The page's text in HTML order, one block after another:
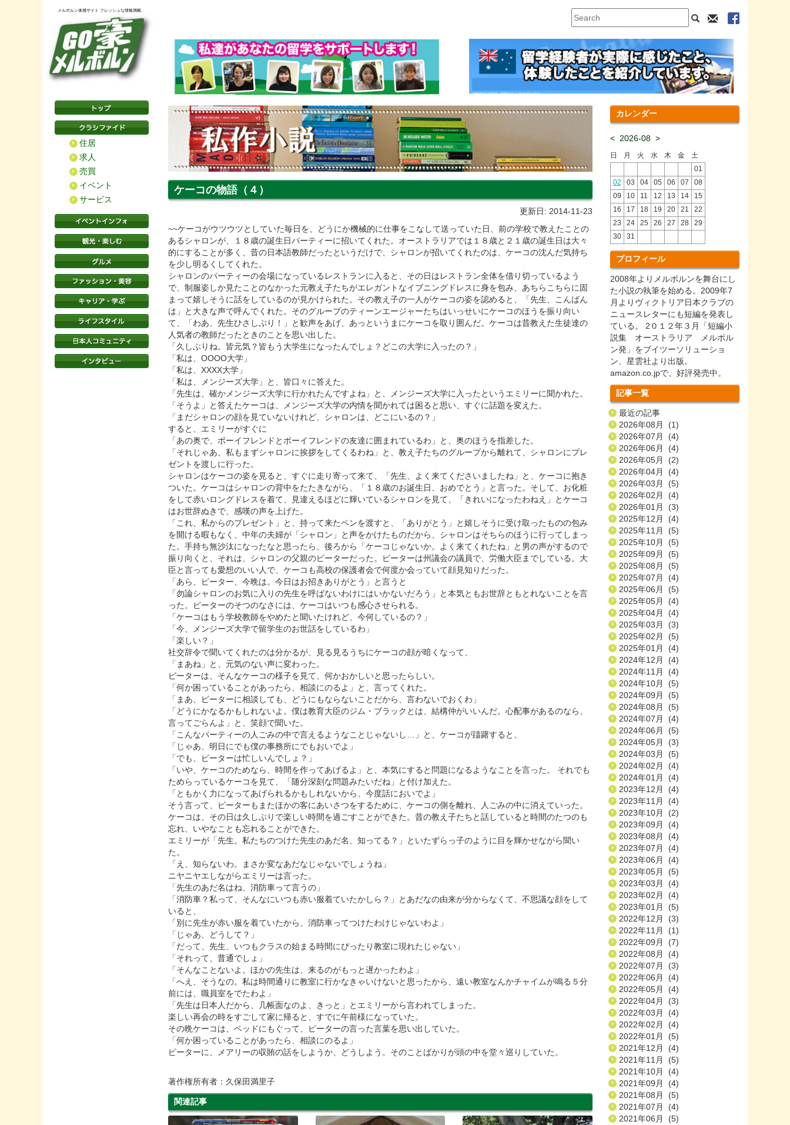
メルボルン体感サイト フレッシュな情報満載
住居
求人
売買
イベント
サービス
ケーコの物語（４）
更新日: 2014-11-23
~~ケーコがウツウツとしていた毎日を、どうにか機械的に仕事をこなして送っていた日、前の学校で教えたことの
あるシャロンが、１８歳の誕生日パーティーに招いてくれた。オーストラリアでは１８歳と２１歳の誕生日は大々
的にすることが多く、昔の日本語教師だったというだけで、シャロンが招いてくれたのは、ケーコの沈んだ気持ち
を少し明るくしてくれた。
シャロンのパーティーの会場になっているレストランに入ると、その日はレストラン全体を借り切っているよう
で、制服姿しか見たことのなかった元教え子たちがエレガントなイブニングドレスに身を包み、あちらこちらに固
まって嬉しそうに話をしているのが見かけられた。その教え子の一人がケーコの姿を認めると、「先生、こんばん
は」と大きな声で呼んでくれた。そのグループのティーンエージャーたちはいっせいにケーコのほうを振り向い
て、「わあ、先生ひさしぶり！」と歓声をあげ、あっというまにケーコを取り囲んだ。ケーコは昔教えた生徒達の
人気者の教師だったときのことを思い出した。
「久しぶりね。皆元気？皆もう大学生になったんでしょ？どこの大学に入ったの？」
「私は、OOOO大学」
「私は、XXXX大学」
「私は、メンジーズ大学」と、皆口々に答えた。
「先生は、確かメンジーズ大学に行かれたんですよね」と、メンジーズ大学に入ったというエミリーに聞かれた。
「そうよ」と答えたケーコは、メンジーズ大学の内情を聞かれては困ると思い、すぐに話題を変えた。
「まだシャロンの顔を見ていないけれど、シャロンは、どこにいるの？」
すると、エミリーがすぐに
「あの奥で、ボーイフレンドとボーイフレンドの友達に囲まれているわ」と、奥のほうを指差した。
「それじゃあ、私もまずシャロンに挨拶をしてくるわね」と、教え子たちのグループから離れて、シャロンにプレ
ゼントを渡しに行った。
シャロンはケーコの姿を見ると、すぐに走り寄って来て、「先生、よく来てくださいましたね」と、ケーコに抱き
ついた。ケーコはシャロンの背中をたたきながら、「１８歳のお誕生日、おめでとう」と言った。そして、お化粧
をして赤いロングドレスを着て、見違えるほどに輝いているシャロンを見て、「きれいになったわねえ」とケーコ
はお世辞ぬきで、感嘆の声を上げた。
「これ、私からのプレゼント」と、持って来たペンを渡すと、「ありがとう」と嬉しそうに受け取ったものの包み
を開ける暇もなく、中年の夫婦が「シャロン」と声をかけたものだから、シャロンはそちらのほうに行ってしまっ
た。手持ち無沙汰になったなと思ったら、後ろから「ケーコじゃないか。よく来てくれたね」と男の声がするので
振り向くと、それは、シャロンの父親のピーターだった。ピーターは州議会の議員で、労働大臣までしている。大
臣と言っても愛想のいい人で、ケーコも高校の保護者会で何度か会っていて顔見知りだった。
「あら、ピーター、今晩は。今日はお招きありがとう」と言うと
「勿論シャロンのお気に入りの先生を呼ばないわけにはいかないだろう」と本気ともお世辞ともとれないことを言
った。ピーターのそつのなさには、ケーコはいつも感心させられる。
「ケーコはもう学校教師をやめたと聞いたけれど、今何しているの？」
「今、メンジーズ大学で留学生のお世話をしているわ」
「楽しい？」
社交辞令で聞いてくれたのは分かるが、見る見るうちにケーコの顔が暗くなって、
「まあね」と、元気のない声に変わった。
ピーターは、そんなケーコの様子を見て、何かおかしいと思ったらしい。
「何か困っていることがあったら、相談にのるよ」と、言ってくれた。
「まあ、ピーターに相談しても、どうにもならないことだから、言わないでおくわ」
「どうにかなるかもしれないよ。僕は教育大臣のジム・ブラックとは、結構仲がいいんだ。心配事があるのなら、
言ってごらんよ」と、笑顔で聞いた。
「こんなパーティーの人ごみの中で言えるようなことじゃないし…」と、ケーコが躊躇すると、
「じゃあ、明日にでも僕の事務所にでもおいでよ」
「でも、ピーターは忙しいんでしょ？」
「いや、ケーコのためなら、時間を作ってあげるよ」と、本気にすると問題になるようなことを言った。 それでも
ためらっているケーコを見て、「随分深刻な問題みたいだね」と付け加えた。
「ともかく力になってあげられるかもしれないから、今度話においでよ」
そう言って、ピーターもまたほかの客にあいさつをするために、ケーコの側を離れ、人ごみの中に消えていった。
ケーコは、その日は久しぶりで楽しい時間を過ごすことができた。昔の教え子たちと話していると時間のたつのも
忘れ、いやなことも忘れることができた。
エミリーが「先生。私たちのつけた先生のあだ名、知ってる？」といたずらっ子のように目を輝かせながら聞い
た。
「え、知らないわ。まさか変なあだなじゃないでしょうね」
ニヤニヤエしながらエミリーは言った。
「先生のあだ名はね、消防車って言うの」
「消防車？私って、そんなにいつも赤い服着ていたかしら？」とあだなの由来が分からなくて、不思議な顔をして
いると、
「別に先生が赤い服を着ていたから、消防車ってつけたわけじゃないわよ」
「じゃあ、どうして？」
「だって、先生、いつもクラスの始まる時間にぴったり教室に現れたじゃない」
「それって、普通でしょ」
「そんなことないよ。ほかの先生は、来るのがもっと遅かったわよ」
「へえ、そうなの。私は時間通りに教室に行かなきゃいけないと思ったから、遠い教室なんかチャイムが鳴る５分
前には、職員室をでたわよ」
「先生は日本人だから、几帳面なのよ、きっと」とエミリーから言われてしまった。
楽しい再会の時をすごして家に帰ると、すでに午前様になっていた。
その晩ケーコは、ベッドにもぐって、ピーターの言った言葉を思い出していた。
「何か困っていることがあったら、相談にのるよ」
ピーターに、メアリーの収賄の話をしようか、どうしよう。そのことばかりが頭の中を堂々巡りしていた。
著作権所有者：久保田満里子
関連記事
カレンダー
< 2026-08 >
日 月 火 水 木 金
土
01
02
03 04 05 06 07
08
09
10 11 12 13 14
15
16
17 18 19 20 21
22
23
24 25 26 27 28
29
30
31
プロフィール
2008年よりメルボルンを舞台にし
た小説の執筆を始める。2009年7
月よりヴィクトリア日本クラブの
ニュースレターにも短編を発表し
ている。 2０１２年３月「短編小
説集 オーストラリア メルボル
ン発」をブイツーソリューショ
ン、星雲社より出版。
amazon.co.jpで、好評発売中。
記事一覧
最近の記事
2026年08月 (1)
2026年07月 (4)
2026年06月 (4)
2026年05月 (2)
2026年04月 (4)
2026年03月 (5)
2026年02月 (4)
2026年01月 (3)
2025年12月 (4)
2025年11月 (5)
2025年10月 (5)
2025年09月 (5)
2025年08月 (5)
2025年07月 (4)
2025年06月 (5)
2025年05月 (4)
2025年04月 (4)
2025年03月 (3)
2025年02月 (5)
2025年01月 (4)
2024年12月 (4)
2024年11月 (4)
2024年10月 (5)
2024年09月 (5)
2024年08月 (5)
2024年07月 (4)
2024年06月 (5)
2024年05月 (3)
2024年03月 (5)
2024年02月 (4)
2024年01月 (4)
2023年12月 (4)
2023年11月 (4)
2023年10月 (2)
2023年09月 (4)
2023年08月 (4)
2023年07月 (4)
2023年06月 (4)
2023年05月 (5)
2023年03月 (4)
2023年02月 (4)
2023年01月 (5)
2022年12月 (3)
2022年11月 (1)
2022年09月 (7)
2022年08月 (4)
2022年07月 (3)
2022年06月 (4)
2022年05月 (4)
2022年04月 (3)
2022年03月 (4)
2022年02月 (4)
2022年01月 (5)
2021年12月 (4)
2021年11月 (5)
2021年10月 (4)
2021年09月 (4)
2021年08月 (5)
2021年07月 (4)
2021年06月 (5)